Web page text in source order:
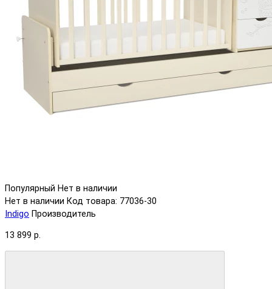
Популярный Нет в наличии
Нет в наличии Код товара: 77036-30
Indigo Производитель
13 899 р.